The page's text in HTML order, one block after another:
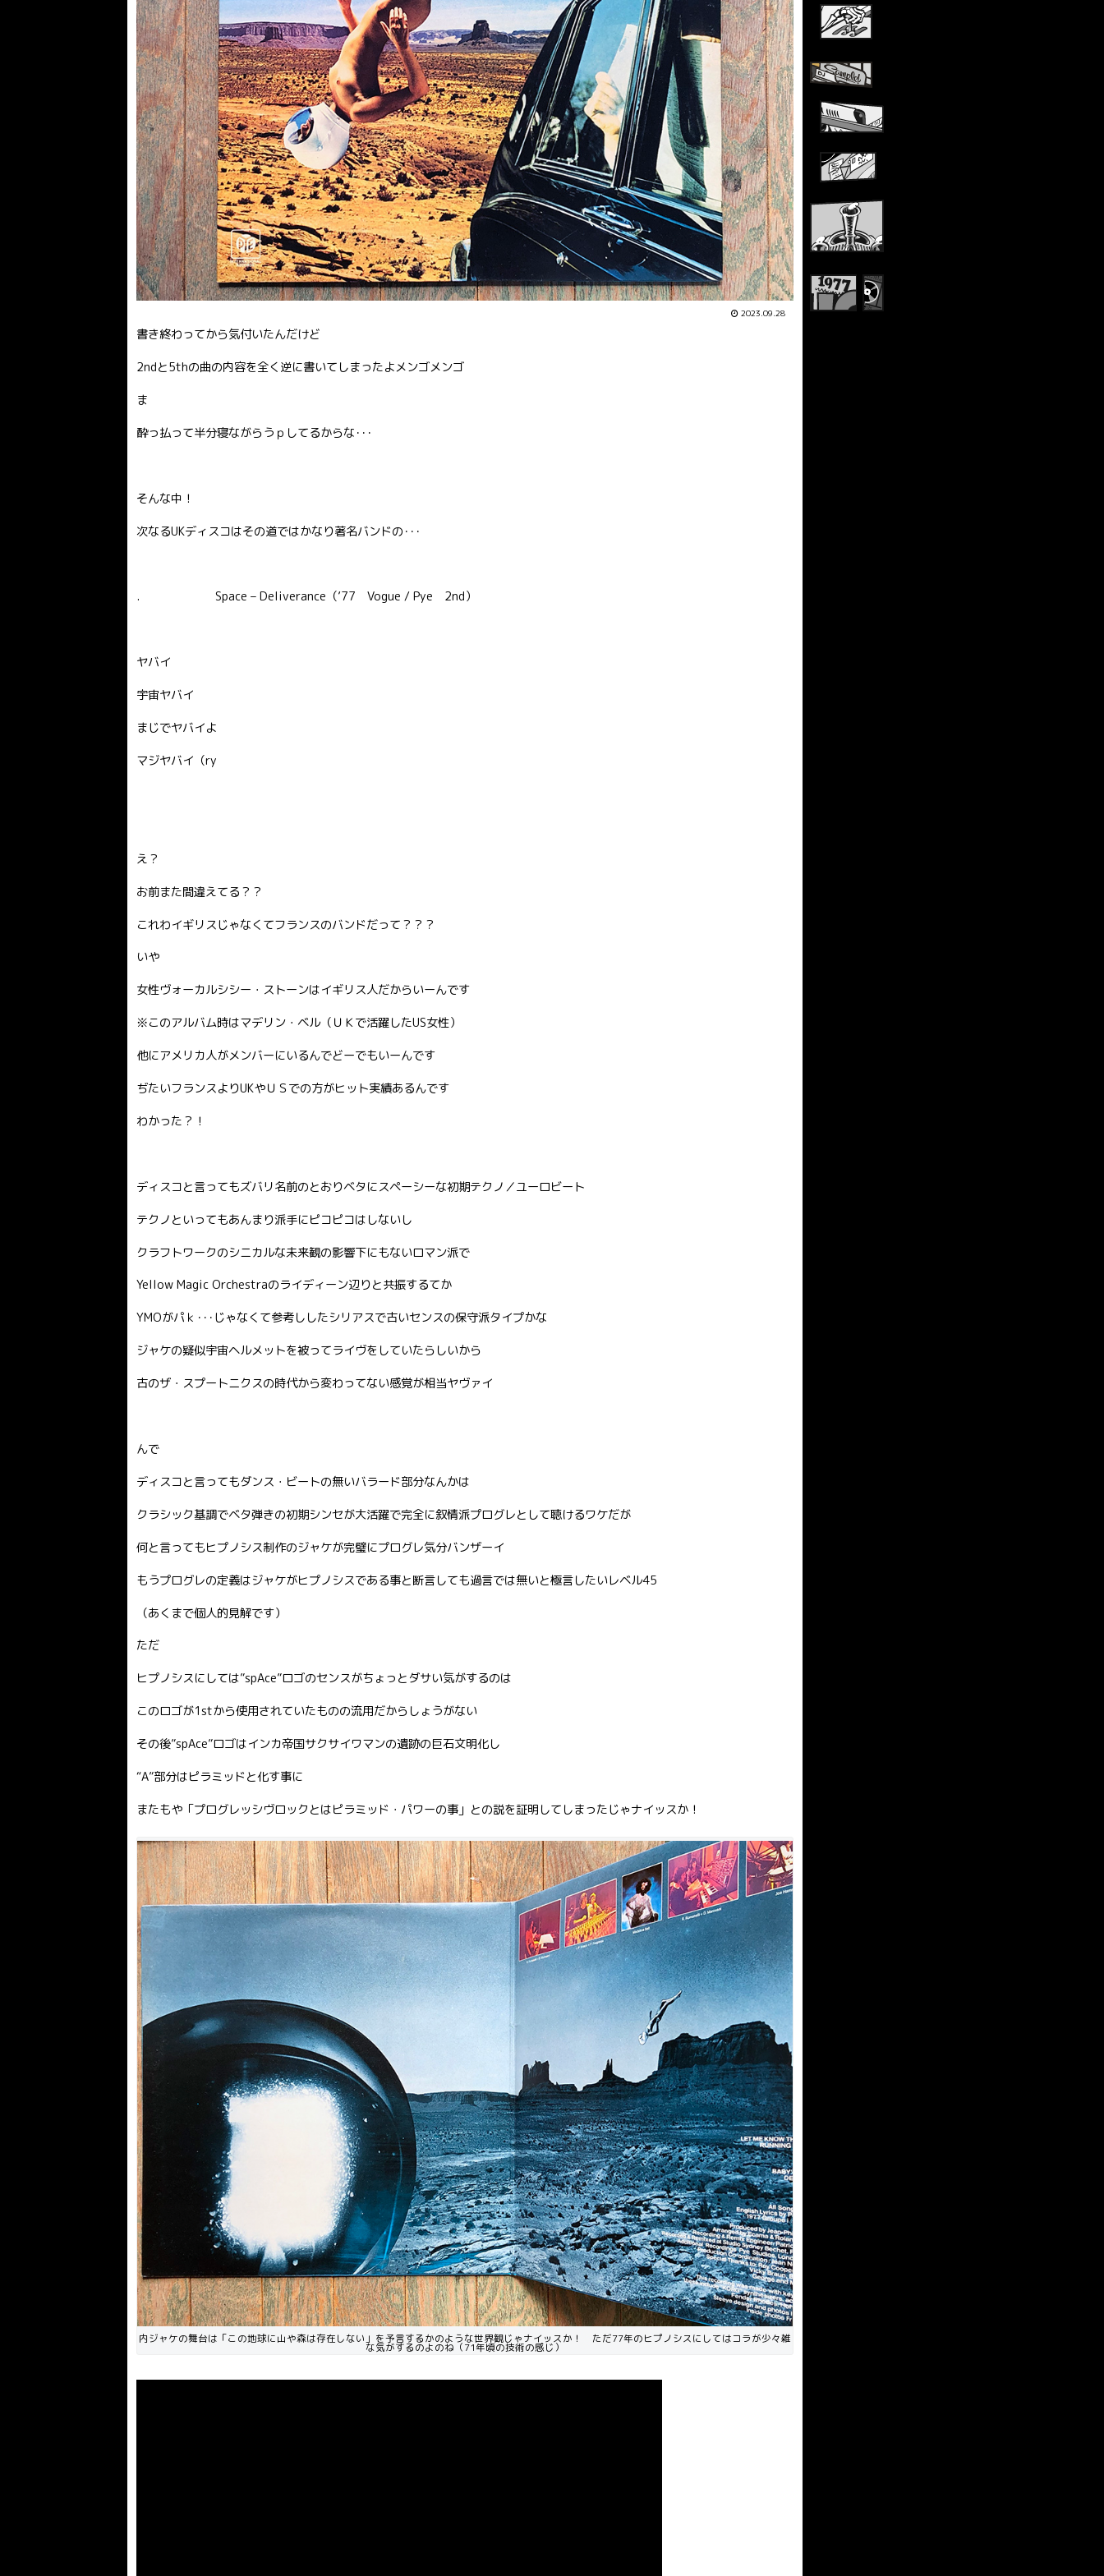
2023.09.28
書き終わってから気付いたんだけど
2ndと5thの曲の内容を全く逆に書いてしまったよメンゴメンゴ
ま
酔っ払って半分寝ながらうｐしてるからな･･･
そんな中！
次なるUKディスコはその道ではかなり著名バンドの･･･
. Space – Deliverance（’77 Vogue / Pye 2nd）
ヤバイ
宇宙ヤバイ
まじでヤバイよ
マジヤバイ（ry
え？
お前また間違えてる？？
これわイギリスじゃなくてフランスのバンドだって？？？
いや
女性ヴォーカルシシー・ストーンはイギリス人だからいーんです
※このアルバム時はマデリン・ベル（ＵＫで活躍したUS女性）
他にアメリカ人がメンバーにいるんでどーでもいーんです
ぢたいフランスよりUKやＵＳでの方がヒット実績あるんです
わかった？！
ディスコと言ってもズバリ名前のとおりベタにスペーシーな初期テクノ／ユーロビート
テクノといってもあんまり派手にピコピコはしないし
クラフトワークのシニカルな未来観の影響下にもないロマン派で
Yellow Magic Orchestraのライディーン辺りと共振するてか
YMOがパｋ･･･じゃなくて参考ししたシリアスで古いセンスの保守派タイプかな
ジャケの疑似宇宙ヘルメットを被ってライヴをしていたらしいから
古のザ・スプートニクスの時代から変わってない感覚が相当ヤヴァイ
んで
ディスコと言ってもダンス・ビートの無いバラード部分なんかは
クラシック基調でベタ弾きの初期シンセが大活躍で完全に叙情派プログレとして聴けるワケだが
何と言ってもヒプノシス制作のジャケが完璧にプログレ気分バンザーイ
もうプログレの定義はジャケがヒプノシスである事と断言しても過言では無いと極言したいレベル45
（あくまで個人的見解です）
ただ
ヒプノシスにしては”spAce”ロゴのセンスがちょっとダサい気がするのは
このロゴが1stから使用されていたものの流用だからしょうがない
その後”spAce”ロゴはインカ帝国サクサイワマンの遺跡の巨石文明化し
“A”部分はピラミッドと化す事に
またもや「プログレッシヴロックとはピラミッド・パワーの事」との説を証明してしまったじゃナイッスか！
内ジャケの舞台は「この地球に山や森は存在しない」を予言するかのような世界観じゃナイッスか！ ただ77年のヒプノシスにしてはコラが少々雑
な気がするのよのね（71年頃の技術の感じ）